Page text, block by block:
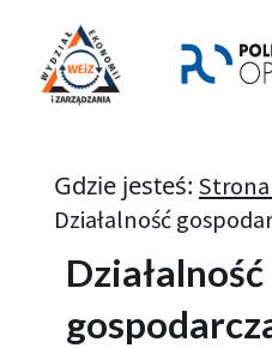
Gdzie jesteś: Strona
Działalność
Działalność